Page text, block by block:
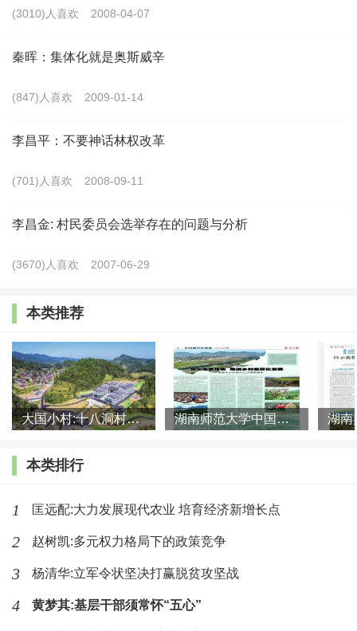
的书本知识难以回答中国大地上出现的新情况、新问题，要
的主体性，并从中国事实出发，提炼出一系列具有原创性的
概念和理论。如从“一家一户”的事实中提炼出“家户制”，改
识版图；从中国乡村改造的事实出发提炼出“国家化”，用于
处，就是走向历史深处，它有助于获得历史自觉，从大历史
普遍规律，建构理论分析视角和方法。如在走向田野深处的
过程中，从家户责任的角度提出了“韧性小农”的概念；从国
家演化的角度建构“关系叠加”的视角；从中国历史连续性的
角度提出“长周期”的历史观；从变与不变的历史事实中寻
找“深层结构”的内在机理。
田野政治学在建构中国特色政治学的进程中能够作出一
治学将在走向田野深处的过程中深化田野调查。主要工作
是“一纵一横”。“纵”就是将调查研究视野伸向历史深处。
近平总书记强调：“如果不从源远流长的历史连续性来认识
中国，就不可能理解古代中国，也不可能理解现代中国，更
不可能理解未来中国。”在漫长的历史进程中，中国积累了
(3010)人喜欢 2008-04-07
秦晖：集体化就是奥斯威辛
(847)人喜欢 2009-01-14
李昌平：不要神话林权改革
(701)人喜欢 2008-09-11
李昌金: 村民委员会选举存在的问题与分析
(3670)人喜欢 2007-06-29
本类推荐
大国小村:十八洞村的现代变迁是一道美丽的风景线 湖南师范大学中国乡村振兴研究院课题组:突出地域特色 推进乡村
本类排行
1 匡远配:大力发展现代农业 培育经济新增长点
2 赵树凯:多元权力格局下的政策竞争
3 杨清华:立军令状坚决打赢脱贫攻坚战
4 黄梦其:基层干部须常怀“五心”